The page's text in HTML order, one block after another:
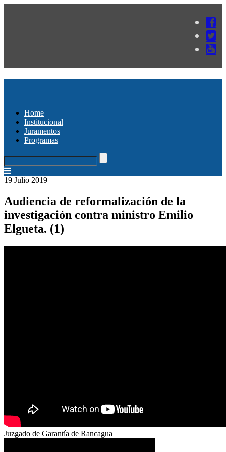
Home
Institucional
Juramentos
Programas
19 Julio 2019
Audiencia de reformalización de la
investigación contra ministro Emilio
Elgueta. (1)
Juzgado de Garantía de Rancagua